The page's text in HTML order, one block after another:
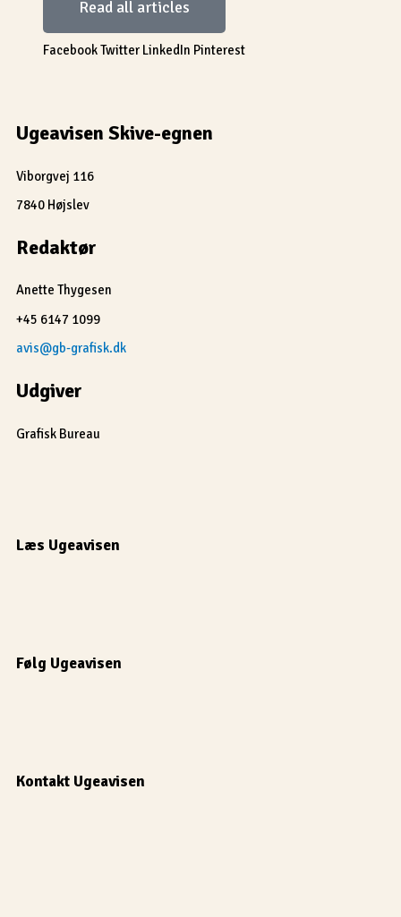
Read all articles
FacebookTwitter LinkedIn Pinterest
Ugeavisen Skive-egnen
Viborgvej 116
7840 Højslev
Redaktør
Anette Thygesen
+45 6147 1099
avis@gb-grafisk.dk
Udgiver
Grafisk Bureau
Læs Ugeavisen
Følg Ugeavisen
Kontakt Ugeavisen